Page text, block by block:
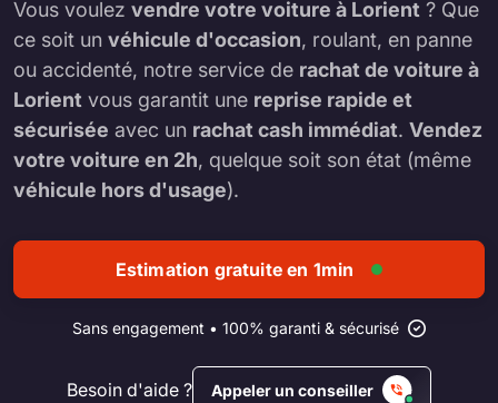
Vous voulez vendre votre voiture à Lorient ? Que
ce soit un véhicule d'occasion, roulant, en panne
ou accidenté, notre service de rachat de voiture à
Lorient vous garantit une reprise rapide et
sécurisée avec un rachat cash immédiat. Vendez
votre voiture en 2h, quelque soit son état (même
véhicule hors d'usage).
Estimation gratuite en 1min
Sans engagement • 100% garanti & sécurisé
Besoin d'aide ? Appeler un conseiller